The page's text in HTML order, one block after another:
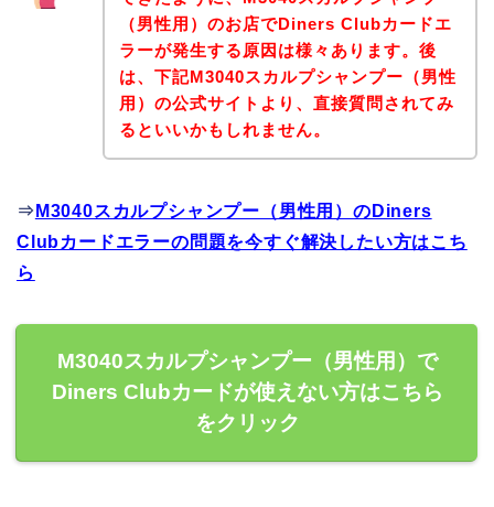
（男性用）のお店でDiners Clubカードエ
ラーが発生する原因は様々あります。後
は、下記M3040スカルプシャンプー（男性
用）の公式サイトより、直接質問されてみ
るといいかもしれません。
⇒ M3040スカルプシャンプー（男性用）のDiners
Clubカードエラーの問題を今すぐ解決したい方はこち
ら
M3040スカルプシャンプー（男性用）で
Diners Clubカードが使えない方はこちら
をクリック